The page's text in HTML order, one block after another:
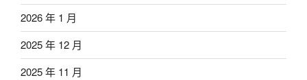
2026 年 1 月
2025 年 12 月
2025 年 11 月